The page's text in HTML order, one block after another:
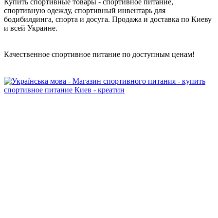
Купить спортивные товары - спортивное питание,
спортивную одежду, спортивный инвентарь для
бодибилдинга, спорта и досуга. Продажа и доставка по Киеву
и всей Украине.
Качественное спортивное питание по доступным ценам!